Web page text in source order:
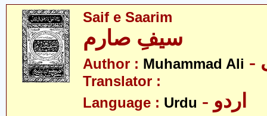
Saif e Saarim
سیفِ صارم
Author : Muhammad Ali
Translator :
Language : Urdu - اردو